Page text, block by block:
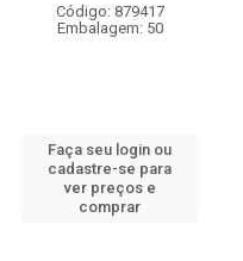
Código: 879417
Embalagem: 50
Faça seu login ou
cadastre-se para
ver preços e
comprar